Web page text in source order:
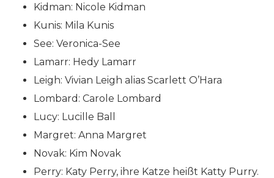
Kidman: Nicole Kidman
Kunis: Mila Kunis
See: Veronica-See
Lamarr: Hedy Lamarr
Leigh: Vivian Leigh alias Scarlett O’Hara
Lombard: Carole Lombard
Lucy: Lucille Ball
Margret: Anna Margret
Novak: Kim Novak
Perry: Katy Perry, ihre Katze heißt Katty Purry.